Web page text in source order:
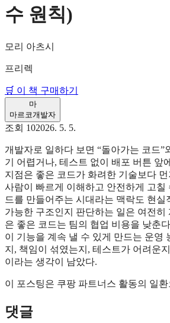
수 원칙)
모리 아츠시
프리렉
🛒 이 책 구매하기
마
마르코 개발자
조회 102026. 5. 5.
개발자로 일하다 보면 “돌아가는 코드
기 어렵거나, 테스트 없이 배포 버튼 앞
지점은 좋은 코드가 화려한 기술보다
사람이 빠르게 이해하고 안전하게 고
드를 만들어주는 시대라는 맥락도 현
가능한 구조인지 판단하는 일은 여전
은 좋은 코드는 팀의 협업 비용을 낮춘
이 기능을 계속 낼 수 있게 만드는 운영
지, 책임이 섞였는지, 테스트가 어려운
이라는 생각이 남았다.
이 포스팅은 쿠팡 파트너스 활동의 일
댓글